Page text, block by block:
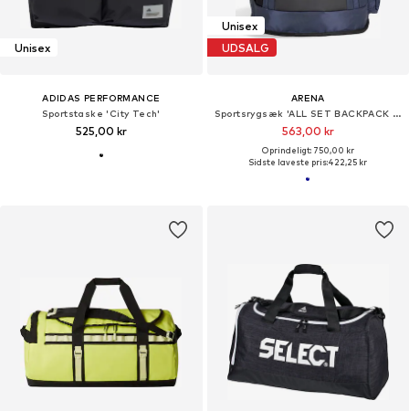
Unisex
ADIDAS PERFORMANCE
Sportstaske 'City Tech'
525,00 kr
Unisex
UDSALG
ARENA
Sportsrygsæk 'ALL SET BACKPACK 45L'
563,00 kr
Oprindeligt: 750,00 kr
Sidste laveste pris:422,25 kr